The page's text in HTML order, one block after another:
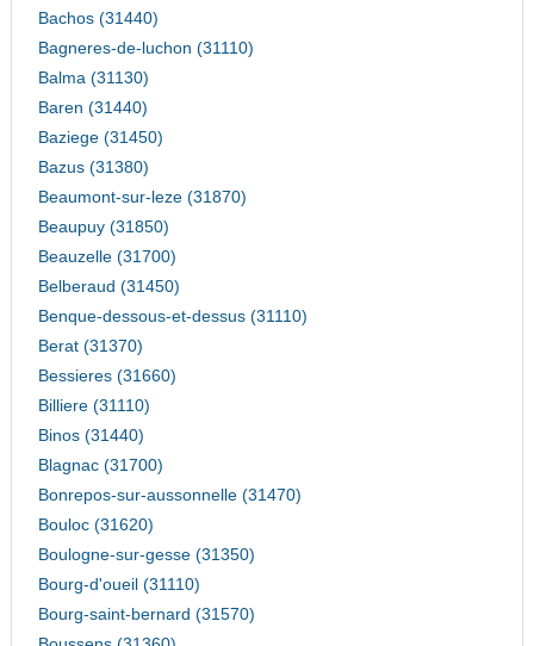
Bachos (31440)
Bagneres-de-luchon (31110)
Balma (31130)
Baren (31440)
Baziege (31450)
Bazus (31380)
Beaumont-sur-leze (31870)
Beaupuy (31850)
Beauzelle (31700)
Belberaud (31450)
Benque-dessous-et-dessus (31110)
Berat (31370)
Bessieres (31660)
Billiere (31110)
Binos (31440)
Blagnac (31700)
Bonrepos-sur-aussonnelle (31470)
Bouloc (31620)
Boulogne-sur-gesse (31350)
Bourg-d'oueil (31110)
Bourg-saint-bernard (31570)